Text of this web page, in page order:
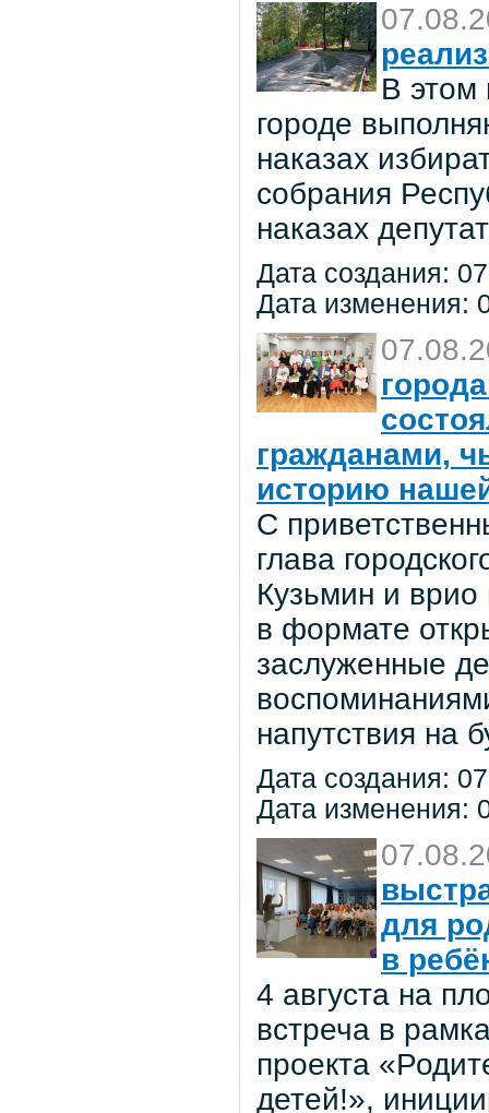
В этом
городе
наказах
собрания
наказах
Дата создания:
Дата изменения:
гражданами,
историю
С
глава
Кузьмин и
в формате
заслуженные
напутствия на
Дата создания:
Дата изменения:
для
в
4 августа на
встреча в
проекта
детей!»,